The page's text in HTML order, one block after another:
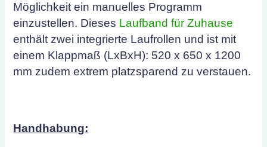
Möglichkeit ein manuelles Programm
einzustellen. Dieses Laufband für Zuhause
enthält zwei integrierte Laufrollen und ist mit
einem Klappmaß (LxBxH): 520 x 650 x 1200
mm zudem extrem platzsparend zu verstauen.
Handhabung: